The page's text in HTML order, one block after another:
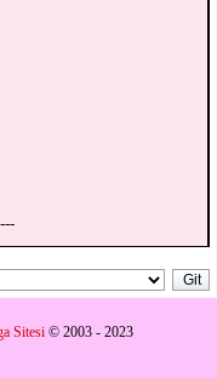
---
Sitesi© 2003 - 2023